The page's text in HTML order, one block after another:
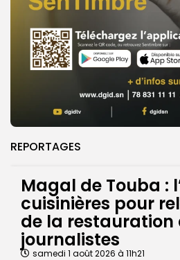
REPORTAGES
Magal de Touba :
cuisinières pour
de la restauration
journalistes
samedi 1 août 2026 à 11h21